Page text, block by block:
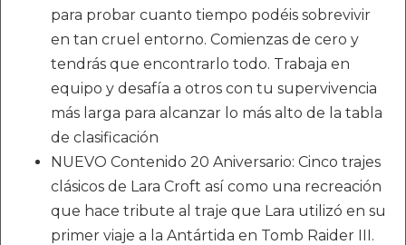
para probar cuanto tiempo podéis sobrevivir
en tan cruel entorno. Comienzas de cero y
tendrás que encontrarlo todo. Trabaja en
equipo y desafía a otros con tu supervivencia
más larga para alcanzar lo más alto de la tabla
de clasificación
NUEVO Contenido 20 Aniversario: Cinco trajes
clásicos de Lara Croft así como una recreación
que hace tribute al traje que Lara utilizó en su
primer viaje a la Antártida en Tomb Raider III.